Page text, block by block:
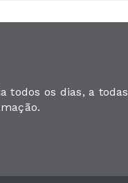
todos os dias, a todas